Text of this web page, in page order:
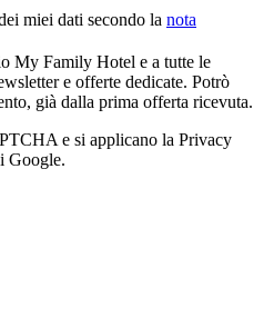
miei dati secondo la nota
My Family Hotel e a tutte le
e offerte dedicate. Potrò
già dalla prima offerta ricevuta.
e si applicano la Privacy
Google.